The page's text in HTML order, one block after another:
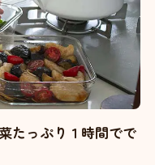
たっぷり１時間でで